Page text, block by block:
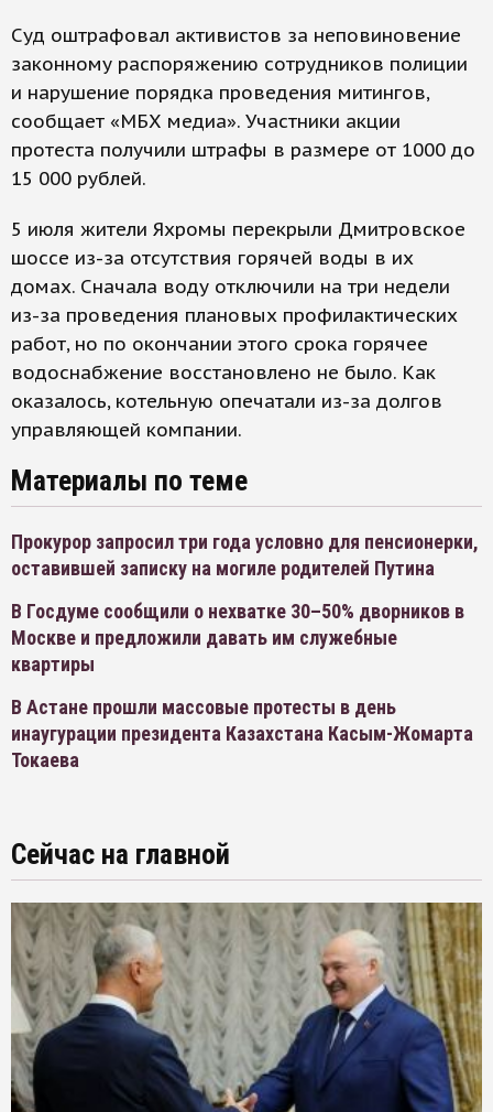
Суд оштрафовал активистов за неповиновение
законному распоряжению сотрудников полиции
и нарушение порядка проведения митингов,
сообщает «МБХ медиа». Участники акции
протеста получили штрафы в размере от 1000 до
15 000 рублей.
5 июля жители Яхромы перекрыли Дмитровское
шоссе из-за отсутствия горячей воды в их
домах. Сначала воду отключили на три недели
из-за проведения плановых профилактических
работ, но по окончании этого срока горячее
водоснабжение восстановлено не было. Как
оказалось, котельную опечатали из-за долгов
управляющей компании.
Материалы по теме
Прокурор запросил три года условно для пенсионерки,
оставившей записку на могиле родителей Путина
В Госдуме сообщили о нехватке 30–50% дворников в
Москве и предложили давать им служебные
квартиры
В Астане прошли массовые протесты в день
инаугурации президента Казахстана Касым-Жомарта
Токаева
Сейчас на главной